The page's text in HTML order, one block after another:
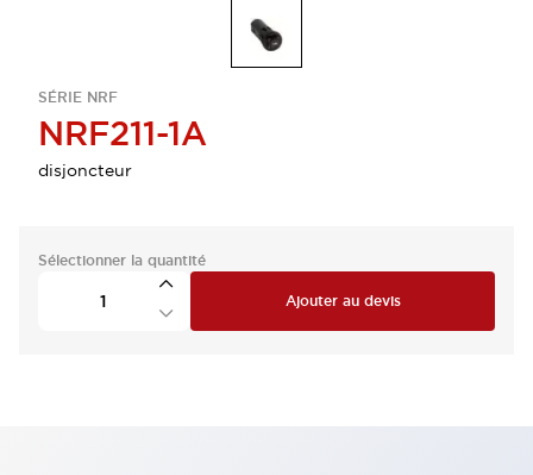
SÉRIE NRF
NRF211-1A
disjoncteur
Sélectionner la quantité
Ajouter au devis